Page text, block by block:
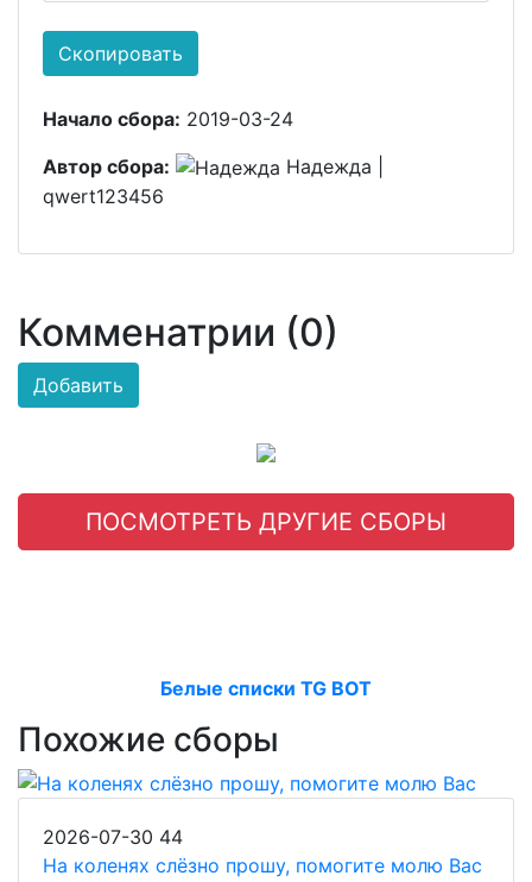
Скопировать
Начало сбора: 2019-03-24
Автор сбора:
Надежда |
qwert123456
Комменатрии (0)
Добавить
ПОСМОТРЕТЬ ДРУГИЕ СБОРЫ
Белые списки TG BOT
Похожие сборы
2026-07-30 44
На коленях слёзно прошу, помогите молю Вас